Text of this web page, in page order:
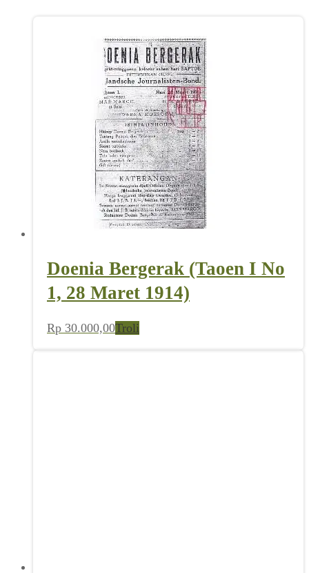
Doenia Bergerak (Taoen I No
1, 28 Maret 1914)
Rp 30.000,00Troli